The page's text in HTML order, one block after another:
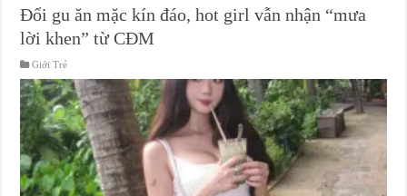
Đổi gu ăn mặc kín đáo, hot girl vẫn nhận “mưa
lời khen” từ CĐM
Giới Trẻ